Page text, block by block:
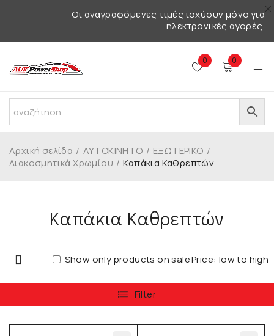
Οι αναγραφόμενες τιμές ισχύουν μόνο για
ηλεκτρονικές αγορές.
0 0
Καπάκια Καθρεπτών
Αρχική σελίδα / ΑΥΤΟΚΙΝΗΤΟ / ΕΞΩΤΕΡΙΚΟ /
Διακοσμητικά Χρωμίου / Καπάκια Καθρεπτών
Price: low to high
Show only products on sale
Filter